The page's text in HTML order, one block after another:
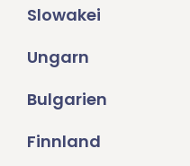
Slowakei
Ungarn
Bulgarien
Finnland